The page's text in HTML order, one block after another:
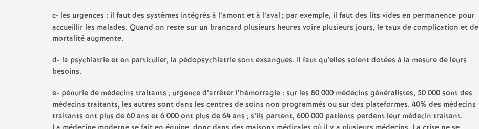
r
l
a
c- les urgences : il faut des systèmes intégrés à l’amont et à l’aval; par exemple, il faut des lits vides en permanence pour
accueillir les malades. Quand on reste sur un brancard plusieurs heures voire plusieurs jours, le taux de complication et de
mortalité augmente.
d- la psychiatrie et en particulier, la pédopsychiatrie sont exsangues. Il faut qu’elles soient dotées à la mesure de leurs
besoins.
e- pénurie de médecins traitants; urgence d’arrêter l’hémorragie : sur les 80 000 médecins généralistes, 50 000 sont des
médecins traitants, les autres sont dans les centres de soins non programmés ou sur des plateformes. 40% des médecins
traitants ont plus de 60 ans et 6 000 ont plus de 64 ans; s’ils partent, 600 000 patients perdent leur médecin traitant.